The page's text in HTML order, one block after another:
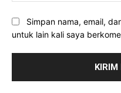
Simpan nama, email,
untuk lain kali saya